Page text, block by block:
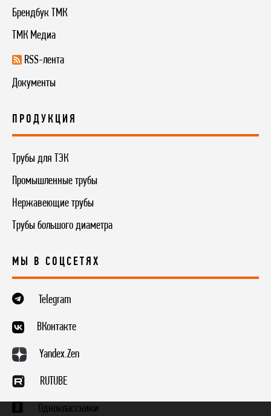
Брендбук ТМК
ТМК Медиа
RSS-лента
Документы
ПРОДУКЦИЯ
Трубы для ТЭК
Промышленные трубы
Нержавеющие трубы
Трубы большого диаметра
МЫ В СОЦСЕТЯХ
Telegram
ВКонтакте
Yandex.Zen
RUTUBE
Одноклассники